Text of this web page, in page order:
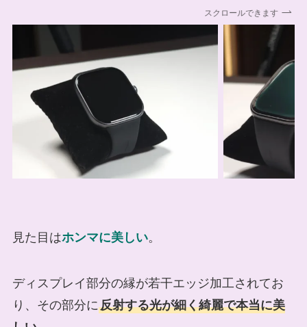
スクロールできます
見た目はホンマに美しい。
ディスプレイ部分の縁が若干エッジ加工されてお
り、その部分に反射する光が細く綺麗で本当に美